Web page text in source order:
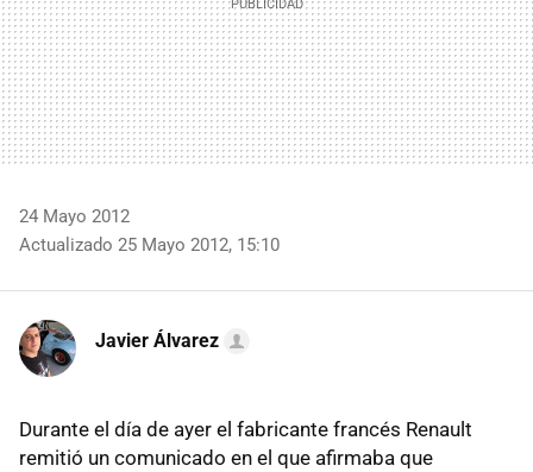
24 Mayo 2012
Actualizado 25 Mayo 2012, 15:10
Javier Álvarez
Durante el día de ayer el fabricante francés Renault
remitió un comunicado en el que afirmaba que